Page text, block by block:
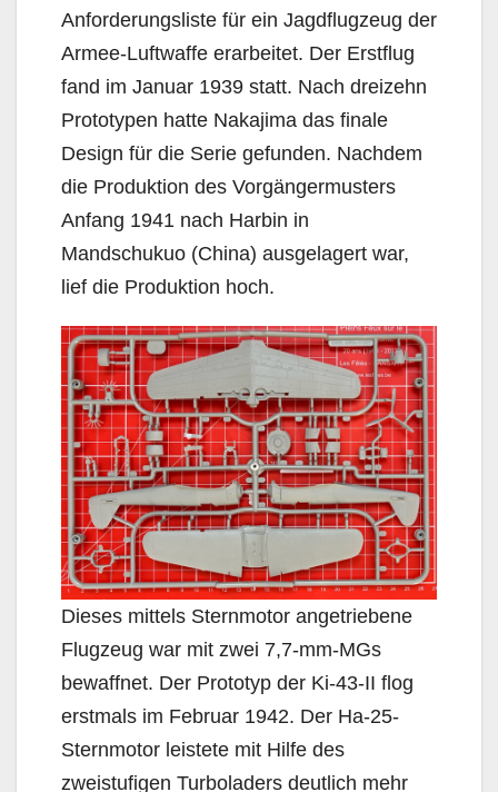
Anforderungsliste für ein Jagdflugzeug der
Armee-Luftwaffe erarbeitet. Der Erstflug
fand im Januar 1939 statt. Nach dreizehn
Prototypen hatte Nakajima das finale
Design für die Serie gefunden. Nachdem
die Produktion des Vorgängermusters
Anfang 1941 nach Harbin in
Mandschukuo (China) ausgelagert war,
lief die Produktion hoch.
Dieses mittels Sternmotor angetriebene
Flugzeug war mit zwei 7,7-mm-MGs
bewaffnet. Der Prototyp der Ki-43-II flog
erstmals im Februar 1942. Der Ha-25-
Sternmotor leistete mit Hilfe des
zweistufigen Turboladers deutlich mehr